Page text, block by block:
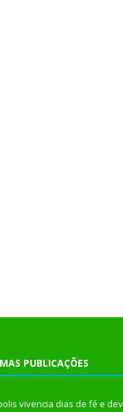
PUBLICAÇÕES
vivencia dias de fé e